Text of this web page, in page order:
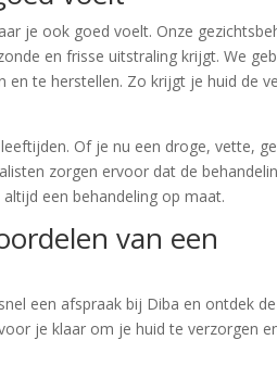
je ook goed voelt. Onze
en frisse uitstraling krijgt. We
te herstellen. Zo krijgt je huid de
Of je nu een droge, vette,
zorgen ervoor dat de
een behandeling op maat.
van een
een afspraak bij Diba en ontdek
je klaar om je huid te verzorgen